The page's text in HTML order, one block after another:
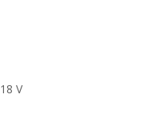
18 V